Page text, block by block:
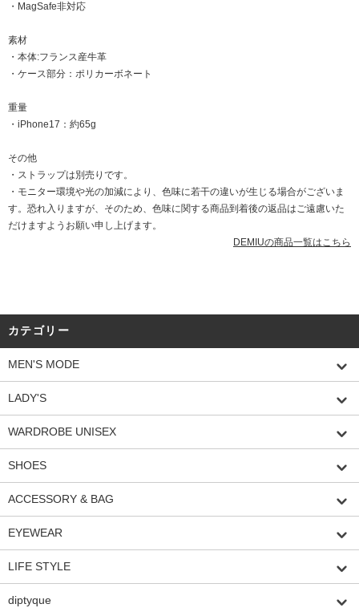
・MagSafe非対応
素材
・本体:フランス産牛革
・ケース部分：ポリカーボネート
重量
・iPhone17：約65g
その他
・ストラップは別売りです。
・モニター環境や光の加減により、色味に若干の違いが生じる場合がございま
す。恐れ入りますが、そのため、色味に関する商品到着後の返品はご遠慮いた
だけますようお願い申し上げます。
DEMIUの商品一覧はこちら
カテゴリー
MEN'S MODE
LADY'S
WARDROBE UNISEX
SHOES
ACCESSORY & BAG
EYEWEAR
LIFE STYLE
diptyque